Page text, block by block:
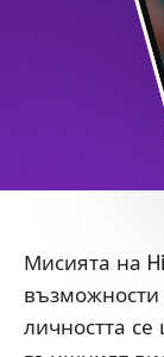
Мисията на
възможности
личността се